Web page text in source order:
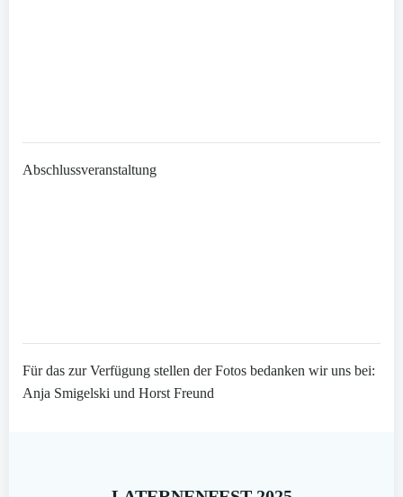
Abschlussveranstaltung
Für das zur Verfügung stellen der Fotos bedanken wir uns bei:
Anja Smigelski und Horst Freund